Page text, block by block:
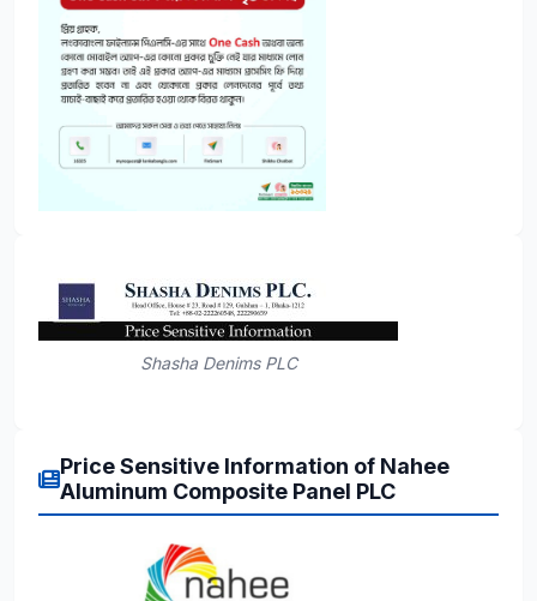
Shasha Denims PLC
Price Sensitive Information of Nahee
Aluminum Composite Panel PLC